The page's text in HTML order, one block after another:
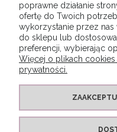
poprawne działanie
ofertę do Twoich
wykorzystanie przez
do sklepu lub
preferencji, wybierając
Więcej o plikach
prywatności.